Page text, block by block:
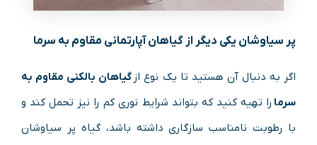
پر سیاوشان یکی دیگر از گیاهان آپارتمانی مقاوم به سرما
اگر به دنبال آن هستید تا یک نوع از گیاهان بالکنی مقاوم به
سرما را تهیه کنید که بتواند شرایط نوری کم را نیز تحمل کند و
با رطوبت نامناسب سازگاری داشته باشد، گیاه پر سیاوشان